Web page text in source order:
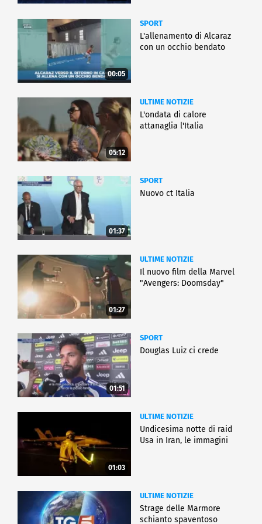
00:05
SPORT
L'allenamento di Alcaraz
con un occhio bendato
05:12
ULTIME NOTIZIE
L'ondata di calore
attanaglia l'Italia
01:37
SPORT
Nuovo ct Italia
01:27
ULTIME NOTIZIE
Il nuovo film della Marvel
"Avengers: Doomsday"
01:51
SPORT
Douglas Luiz ci crede
01:03
ULTIME NOTIZIE
Undicesima notte di raid
Usa in Iran, le immagini
ULTIME NOTIZIE
Strage delle Marmore
schianto spaventoso